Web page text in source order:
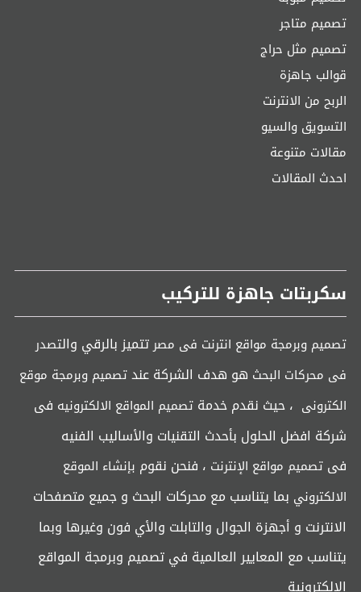
تصميم متاجر
تصميم مثل حراج
قوالب جاهزة
الربح من الانترنت
التسويق والسيو
مقالات متنوعة
احدث المقالات
سكربتات جاهزة للتركيب
تصميم وبرمجة مواقع انترنت فى مصرتتميز بالرقي والتصدر
فى محركات البحث هو هدف الشركة عندتصميم وبرمجة موقع
الكترونى ، حيث نقدم خدمة تصميم المواقع الالكترونيه فى
شركة افضل الحلول بأحدث التقنيات والأساليب الفنيه
فى تصميم مواقع الإنترنت ، فنحن نقوم بإنشاء الموقع
الالكتروني بما يتناسب مع محركات البحث و جميع متصفحات
الانترنت و أجهزة الجوال والتابلت والأي فون وغيرها وبما
يتناسب مع المعايير العالمية في تصميم وبرمجة المواقع
الإلكترونية